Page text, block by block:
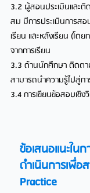
3.2 ผู้สอนประเมินและติ
สม มีการประเมินการส
เรียน และหลังเรียน (โด
จากการเรียน
3.3 ด้านนักศึกษา ติดตา
สามารถนำความรู้ไปสู่ก
3.4 การเขียนข้อสอบเชิง
ข้อเสนอแนะใน
ดำเนินการเพื่อ
Practice